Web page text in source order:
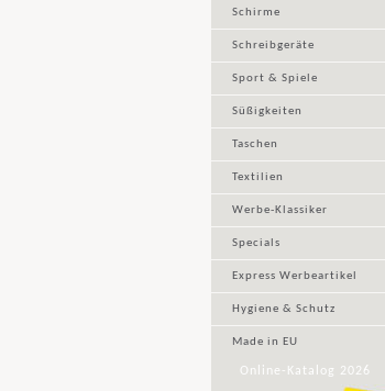
Schirme
Schreibgeräte
Sport & Spiele
Süßigkeiten
Taschen
Textilien
Werbe-Klassiker
Specials
Express Werbeartikel
Hygiene & Schutz
Made in EU
Online-Katalog 2026